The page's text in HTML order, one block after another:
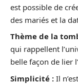
est possible de
des mariés et la
Thème de la
qui rappellent
belle façon de lier
Simplicité : Il